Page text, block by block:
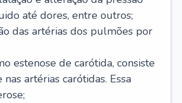
até dores, entre outros;
das artérias dos pulmões por
estenose de carótida, consiste
artérias carótidas. Essa